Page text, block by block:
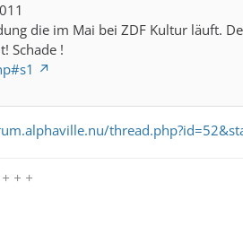
die im Mai bei ZDF Kultur läuft.
Schade !
+ +